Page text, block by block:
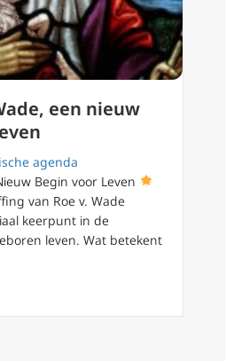
een nieuw
agenda
Begin voor Leven
van Roe v. Wade
keerpunt in de
leven. Wat betekent
versus Wade, een nieuw begin